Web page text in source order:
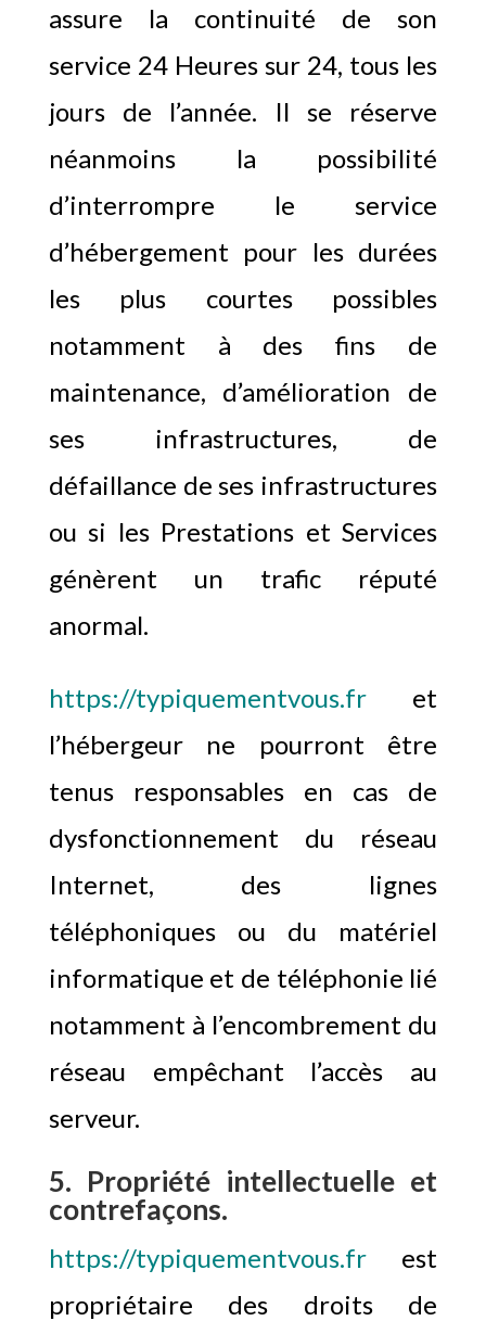
assure la continuité de son
service 24 Heures sur 24, tous les
jours de l’année. Il se réserve
néanmoins la possibilité
d’interrompre le service
d’hébergement pour les durées
les plus courtes possibles
notamment à des fins de
maintenance, d’amélioration de
ses infrastructures, de
défaillance de ses infrastructures
ou si les Prestations et Services
génèrent un trafic réputé
anormal.
https://typiquementvous.fret
l’hébergeur ne pourront être
tenus responsables en cas de
dysfonctionnement du réseau
Internet, des lignes
téléphoniques ou du matériel
informatique et de téléphonie lié
notamment à l’encombrement du
réseau empêchant l’accès au
serveur.
5. Propriété intellectuelle et
contrefaçons.
https://typiquementvous.frest
propriétaire des droits de